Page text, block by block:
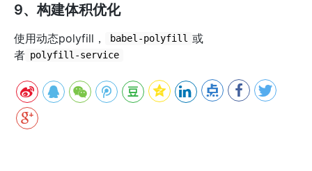
9、构建体积优化
使用动态polyfill， babel-polyfill 或
者 polyfill-service